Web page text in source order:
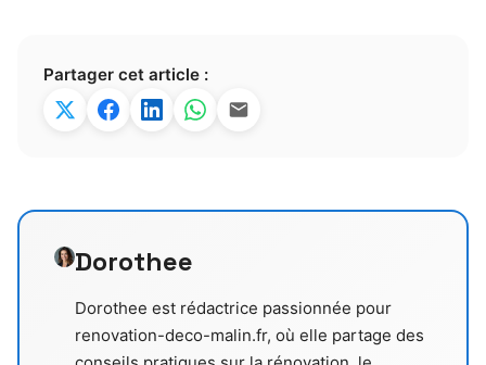
Partager cet article :
Dorothee
Dorothee est rédactrice passionnée pour
renovation-deco-malin.fr, où elle partage des